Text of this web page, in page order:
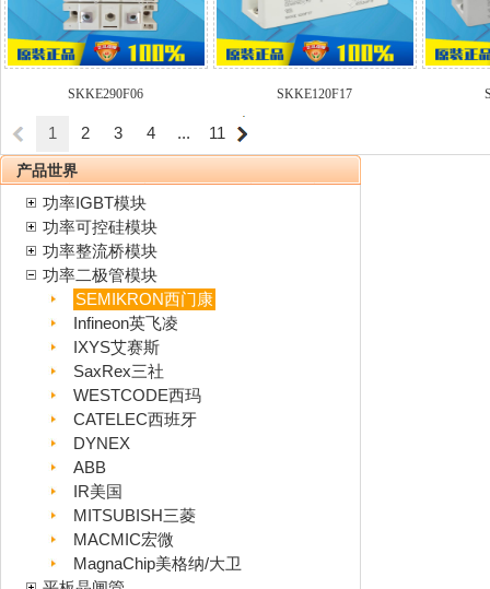
SKKE290F06 SKKE120F17
1 2 3 4 ... 11
产品世界
功率IGBT模块
功率可控硅模块
功率整流桥模块
功率二极管模块
SEMIKRON西门康
Infineon英飞凌
IXYS艾赛斯
SaxRex三社
WESTCODE西玛
CATELEC西班牙
DYNEX
ABB
IR美国
MITSUBISH三菱
MACMIC宏微
MagnaChip美格纳/大卫